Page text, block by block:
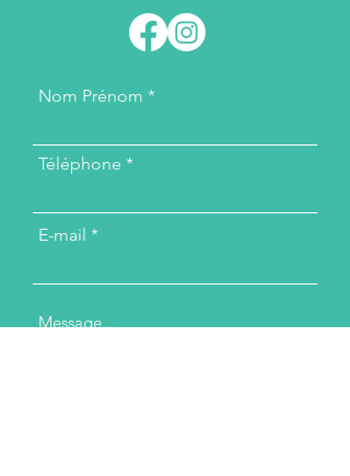
Nom Prénom
Téléphone
E-mail
Message...